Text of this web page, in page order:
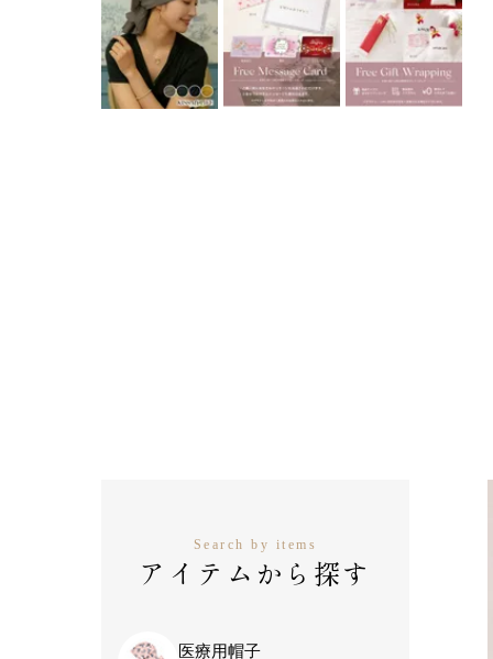
Search by items
アイテムから探す
医療用帽子